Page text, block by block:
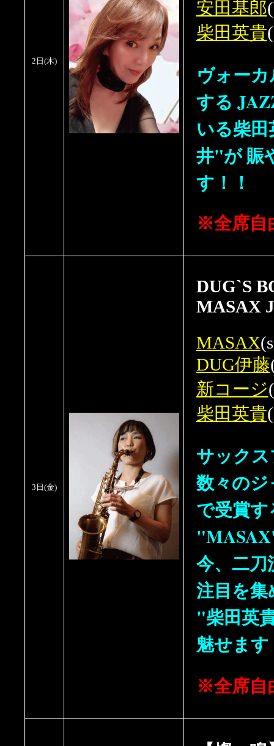
2日(木)
安田基郎
柴田英貴
ヴォー
する
いる柴
井"が 賑
す！！
※全席自
3日 (金)
DUG`S
MASAX
MASAX
DUG伊藤
新コージ
柴田英貴
サック
数々の
で受賞
今、二
注目を
"柴田英
魅せま
※全席自